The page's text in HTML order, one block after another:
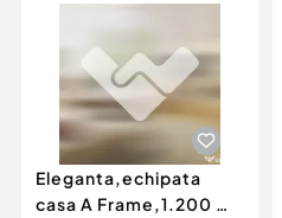
Eleganta,echipata
casa A Frame,1.200 mp